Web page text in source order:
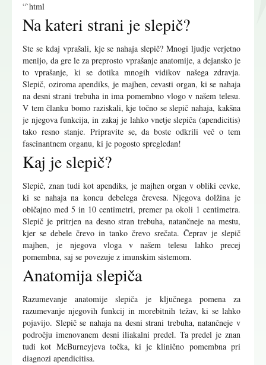
“`html
Na kateri strani je slepič?
Ste se kdaj vprašali, kje se nahaja slepič? Mnogi ljudje verjetno
menijo, da gre le za preprosto vprašanje anatomije, a dejansko je
to vprašanje, ki se dotika mnogih vidikov našega zdravja.
Slepič, oziroma apendiks, je majhen, cevasti organ, ki se nahaja
na desni strani trebuha in ima pomembno vlogo v našem telesu.
V tem članku bomo raziskali, kje točno se slepič nahaja, kakšna
je njegova funkcija, in zakaj je lahko vnetje slepiča (apendicitis)
tako resno stanje. Pripravite se, da boste odkrili več o tem
fascinantnem organu, ki je pogosto spregledan!
Kaj je slepič?
Slepič, znan tudi kot apendiks, je majhen organ v obliki cevke,
ki se nahaja na koncu debelega črevesa. Njegova dolžina je
običajno med 5 in 10 centimetri, premer pa okoli 1 centimetra.
Slepič je pritrjen na desno stran trebuha, natančneje na mestu,
kjer se debele črevo in tanko črevo srečata. Čeprav je slepič
majhen, je njegova vloga v našem telesu lahko precej
pomembna, saj se povezuje z imunskim sistemom.
Anatomija slepiča
Razumevanje anatomije slepiča je ključnega pomena za
razumevanje njegovih funkcij in morebitnih težav, ki se lahko
pojavijo. Slepič se nahaja na desni strani trebuha, natančneje v
področju imenovanem desni iliakalni predel. Ta predel je znan
tudi kot McBurneyjeva točka, ki je klinično pomembna pri
diagnozi apendicitisa.